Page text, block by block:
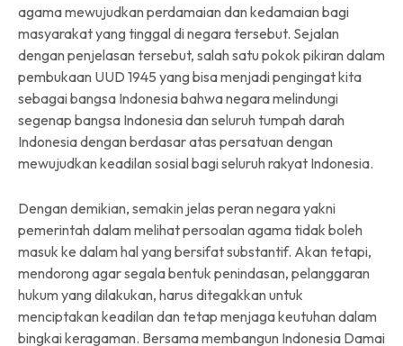
agama mewujudkan perdamaian dan kedamaian bagi
masyarakat yang tinggal di negara tersebut. Sejalan
dengan penjelasan tersebut, salah satu pokok pikiran dalam
pembukaan UUD 1945 yang bisa menjadi pengingat kita
sebagai bangsa Indonesia bahwa negara melindungi
segenap bangsa Indonesia dan seluruh tumpah darah
Indonesia dengan berdasar atas persatuan dengan
mewujudkan keadilan sosial bagi seluruh rakyat Indonesia.
Dengan demikian, semakin jelas peran negara yakni
pemerintah dalam melihat persoalan agama tidak boleh
masuk ke dalam hal yang bersifat substantif. Akan tetapi,
mendorong agar segala bentuk penindasan, pelanggaran
hukum yang dilakukan, harus ditegakkan untuk
menciptakan keadilan dan tetap menjaga keutuhan dalam
bingkai keragaman. Bersama membangun Indonesia Damai